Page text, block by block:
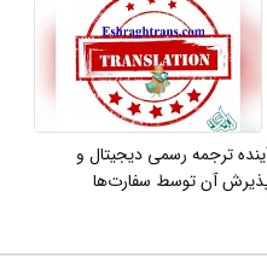
ترجمه رسمی دیجیتال و
آن توسط سفارت‌ها